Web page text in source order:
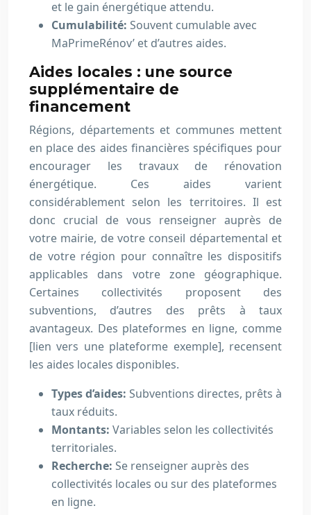
et le gain énergétique attendu.
Cumulabilité: Souvent cumulable avec
MaPrimeRénov’ et d’autres aides.
Aides locales : une source
supplémentaire de
financement
Régions, départements et communes mettent
en place des aides financières spécifiques pour
encourager les travaux de rénovation
énergétique. Ces aides varient
considérablement selon les territoires. Il est
donc crucial de vous renseigner auprès de
votre mairie, de votre conseil départemental et
de votre région pour connaître les dispositifs
applicables dans votre zone géographique.
Certaines collectivités proposent des
subventions, d’autres des prêts à taux
avantageux. Des plateformes en ligne, comme
[lien vers une plateforme exemple], recensent
les aides locales disponibles.
Types d’aides: Subventions directes, prêts à
taux réduits.
Montants: Variables selon les collectivités
territoriales.
Recherche: Se renseigner auprès des
collectivités locales ou sur des plateformes
en ligne.